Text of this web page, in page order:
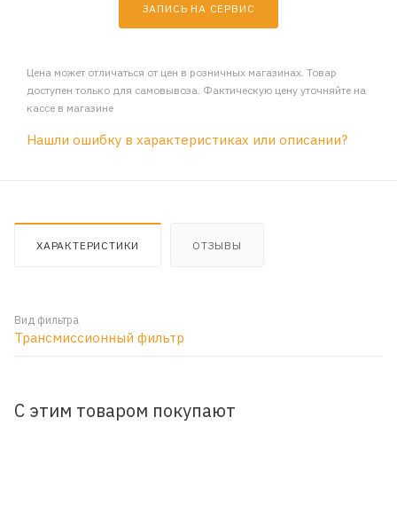
ЗАПИСЬ НА СЕРВИС
Цена может отличаться от цен в розничных магазинах. Товар
доступен только для самовывоза. Фактическую цену уточняйте на
кассе в магазине
Нашли ошибку в характеристиках или описании?
ХАРАКТЕРИСТИКИ ОТЗЫВЫ
Вид фильтра
Трансмиссионный фильтр
С этим товаром покупают